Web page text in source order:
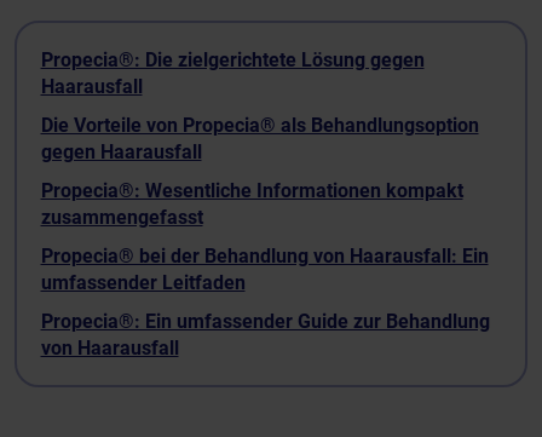
Propecia®: Die zielgerichtete Lösung gegen
Haarausfall
Die Vorteile von Propecia® als Behandlungsoption
gegen Haarausfall
Propecia®: Wesentliche Informationen kompakt
zusammengefasst
Propecia® bei der Behandlung von Haarausfall: Ein
umfassender Leitfaden
Propecia®: Ein umfassender Guide zur Behandlung
von Haarausfall